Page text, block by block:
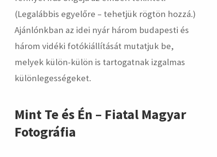
(Legalábbis egyelőre – tehetjük rögtön hozzá.)
Ajánlónkban az idei nyár három budapesti és
három vidéki fotókiállítását mutatjuk be,
melyek külön-külön is tartogatnak izgalmas
különlegességeket.
Mint Te és Én – Fiatal Magyar
Fotográfia